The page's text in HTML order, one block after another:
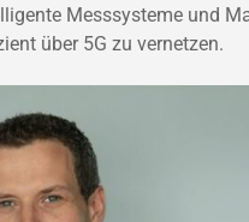
Messsysteme und
über 5G zu vernetzen.